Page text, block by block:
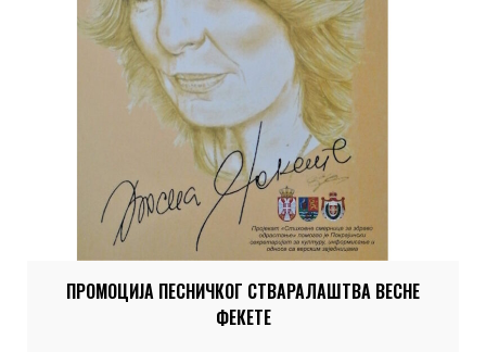
ПРОМОЦИЈА ПЕСНИЧКОГ СТВАРАЛАШТВА ВЕСНЕ
ФЕКЕТЕ